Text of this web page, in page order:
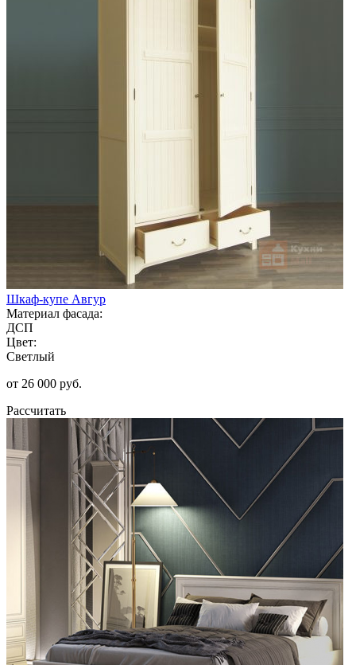
Шкаф-купе Авгур
Материал фасада:
ДСП
Цвет:
Светлый
от 26 000 руб.
Рассчитать